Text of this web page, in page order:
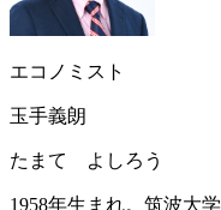
エコノミスト
玉手義朗
たまて よしろう
1958年生まれ。筑波大